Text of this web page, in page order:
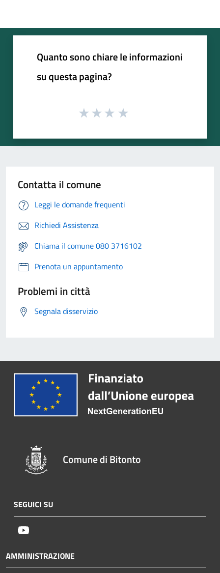
Quanto sono chiare le informazioni
su questa pagina?
Contatta il comune
Leggi le domande frequenti
Richiedi Assistenza
Chiama il comune 080 3716102
Prenota un appuntamento
Problemi in città
Segnala disservizio
Comune di Bitonto
SEGUICI SU
AMMINISTRAZIONE